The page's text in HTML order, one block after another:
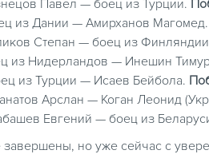
Павел — боец из Турции.
из Дании — Амирханов Магомед.
Степан — боец из
из Нидерландов — Инешин
из Турции — Исаев Бейбола.
Арслан — Коган Леонид
Евгений — боец из
но уже сейчас с